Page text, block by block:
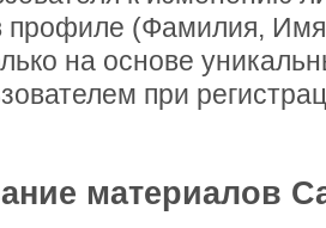
профиле (Фамилия,
на основе
при
материалов